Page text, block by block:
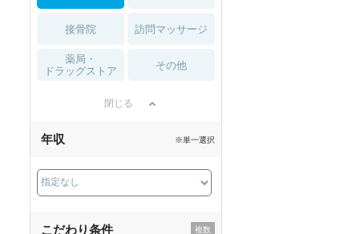
接骨院 訪問マッサージ
薬局・
ドラッグストア
その他
閉じる
年収 ※単一選択
こだわり条件